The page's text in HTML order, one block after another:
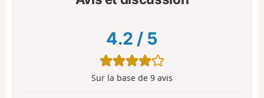
4.2 / 5
Sur la base de 9 avis